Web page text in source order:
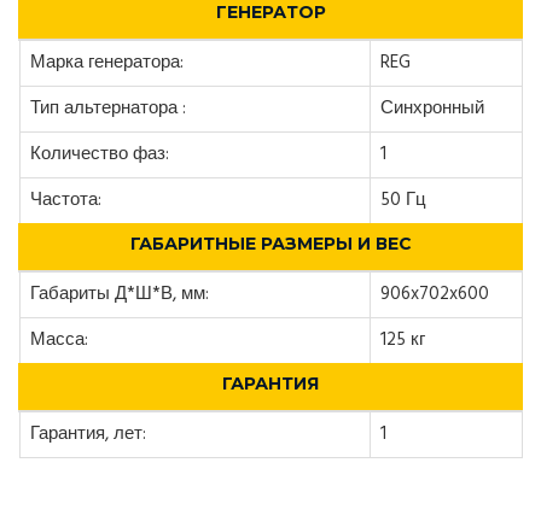
ГЕНЕРАТОР
Марка генератора:
REG
Тип альтернатора :
Синхронный
Количество фаз:
1
Частота:
50 Гц
ГАБАРИТНЫЕ РАЗМЕРЫ И ВЕС
Габариты Д*Ш*В, мм:
906x702x600
Масса:
125 кг
ГАРАНТИЯ
Гарантия, лет: 1